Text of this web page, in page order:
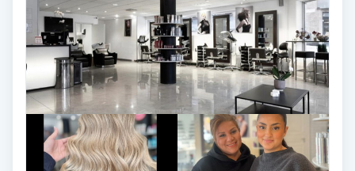
Gravidyoga
Gruppträning
Gua Sha-massage